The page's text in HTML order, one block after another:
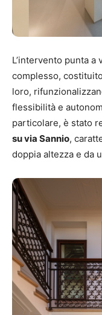
L’intervento punta a
complesso,
loro,
flessibilità e
particolare, è stato
su via Sannio,
doppia altezza e da